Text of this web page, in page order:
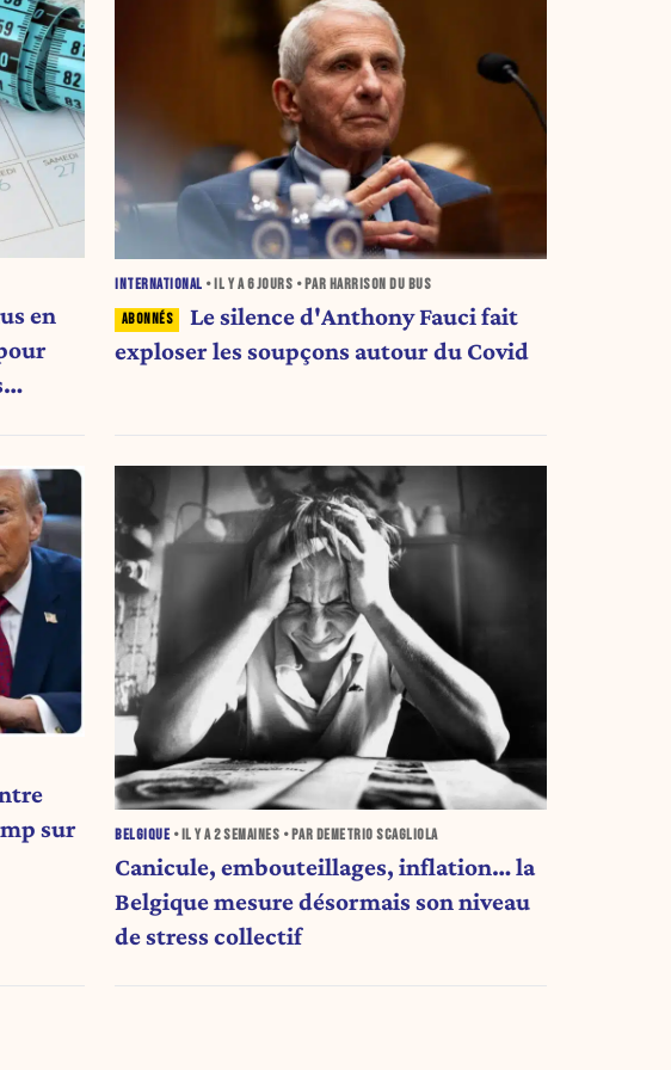
en
INTERNATIONAL • IL Y A6 JOURS • PAR HARRISON DU BUS
Le silence d'Anthony Fauci fait
exploser les soupçons autour du Covid
sur
BELGIQUE • IL Y A2 SEMAINES • PAR DEMETRIO SCAGLIOLA
Canicule, embouteillages, inflation… la
Belgique mesure désormais son niveau
de stress collectif